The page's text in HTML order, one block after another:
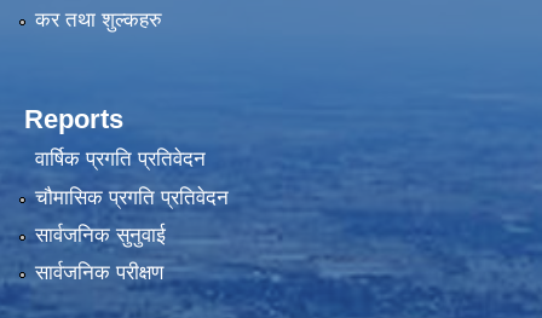
कर तथा शुल्कहरु
Reports
वार्षिक प्रगति प्रतिवेदन
चौमासिक प्रगति प्रतिवेदन
सार्वजनिक सुनुवाई
सार्वजनिक परीक्षण